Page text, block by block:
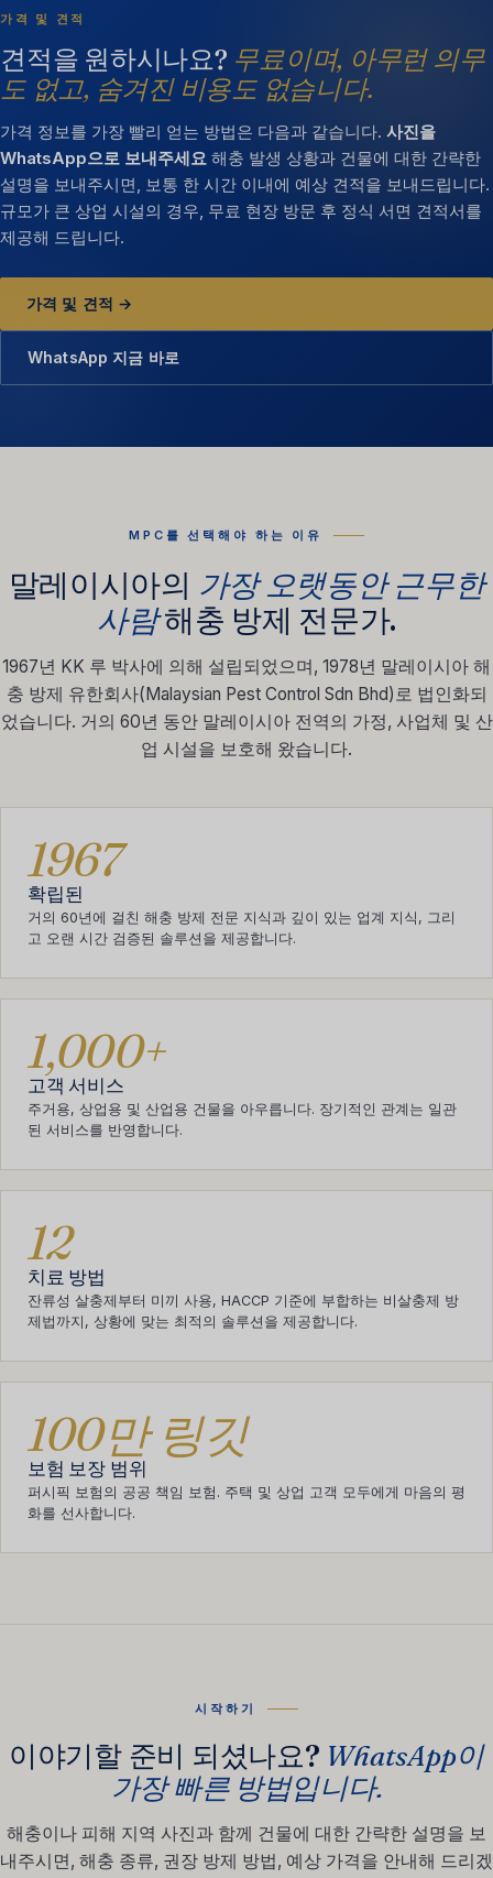
가격 및 견적
견적을 원하시나요? 무료이며, 아무런 의무
도 없고, 숨겨진 비용도 없습니다.
가격 정보를 가장 빨리 얻는 방법은 다음과 같습니다. 사진을
WhatsApp으로 보내주세요 해충 발생 상황과 건물에 대한 간략한
설명을 보내주시면, 보통 한 시간 이내에 예상 견적을 보내드립니다.
규모가 큰 상업 시설의 경우, 무료 현장 방문 후 정식 서면 견적서를
제공해 드립니다.
가격 및 견적 →
WhatsApp 지금 바로
MPC를 선택해야 하는 이유
말레이시아의 가장 오랫동안 근무한
사람해충 방제 전문가.
1967년 KK 루 박사에 의해 설립되었으며, 1978년 말레이시아 해
충 방제 유한회사(Malaysian Pest Control Sdn Bhd)로 법인화되
었습니다. 거의 60년 동안 말레이시아 전역의 가정, 사업체 및 산
업 시설을 보호해 왔습니다.
1967
확립된
거의 60년에 걸친 해충 방제 전문 지식과 깊이 있는 업계 지식, 그리
고 오랜 시간 검증된 솔루션을 제공합니다.
1,000+
고객 서비스
주거용, 상업용 및 산업용 건물을 아우릅니다. 장기적인 관계는 일관
된 서비스를 반영합니다.
12
치료 방법
잔류성 살충제부터 미끼 사용, HACCP 기준에 부합하는 비살충제 방
제법까지, 상황에 맞는 최적의 솔루션을 제공합니다.
100만 링깃
보험 보장 범위
퍼시픽 보험의 공공 책임 보험. 주택 및 상업 고객 모두에게 마음의 평
화를 선사합니다.
시작하기
이야기할 준비 되셨나요? WhatsApp이
가장 빠른 방법입니다.
해충이나 피해 지역 사진과 함께 건물에 대한 간략한 설명을 보
내주시면, 해충 종류, 권장 방제 방법, 예상 가격을 안내해 드리겠